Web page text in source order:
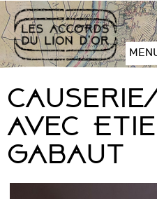
Aller
au
contenu
Plan
site
Aller
à
la
navigation
avec
Gabaut